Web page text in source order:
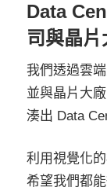
Data
司與晶
我們透過雲
並與晶片大
湊出 Data
利用視覺化
希望我們都